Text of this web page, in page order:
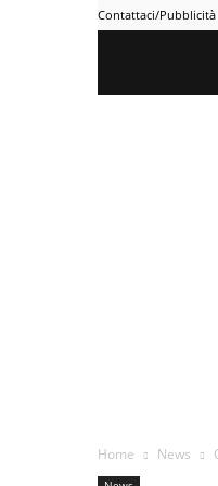
Contattaci/Pubblicità
Home News